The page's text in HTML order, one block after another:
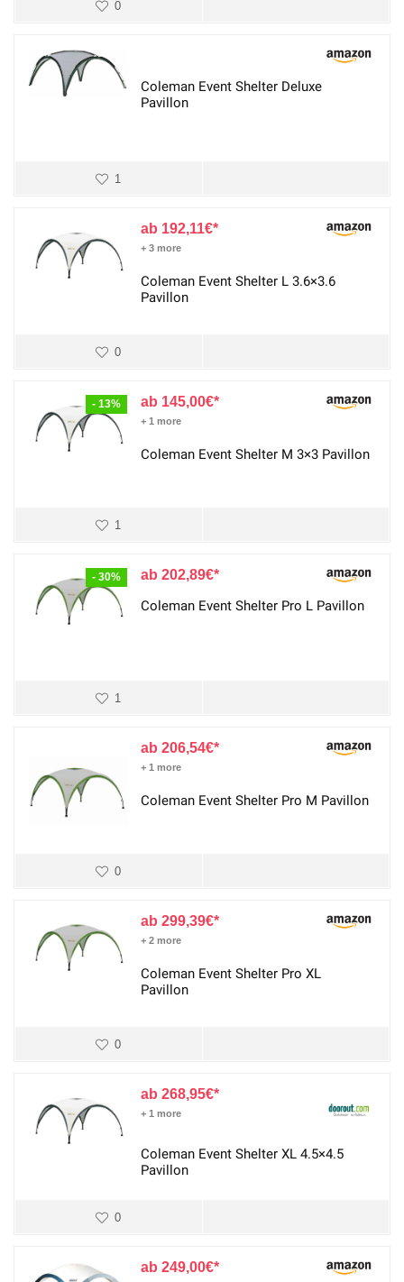
0
Coleman Event Shelter Deluxe
Pavillon
1
192,11€
+ 3 more
Coleman Event Shelter L 3.6×3.6
Pavillon
0
- 13% 145,00€
+ 1 more
Coleman Event Shelter M 3×3 Pavillon
1
- 30% 202,89€
Coleman Event Shelter Pro L Pavillon
1
206,54€
+ 1 more
Coleman Event Shelter Pro M Pavillon
0
299,39€
+ 2 more
Coleman Event Shelter Pro XL
Pavillon
0
268,95€
+ 1 more
Coleman Event Shelter XL 4.5×4.5
Pavillon
0
249,00€